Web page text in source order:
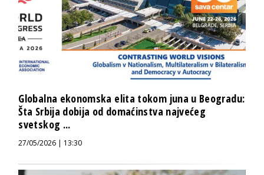
Globalna ekonomska elita tokom juna u Beogradu:
Šta Srbija dobija od domaćinstva najvećeg
svetskog ...
27/05/2026 | 13:30